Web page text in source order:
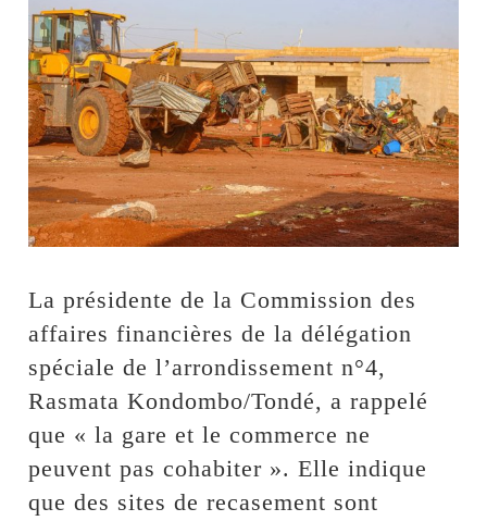
La présidente de la Commission des
affaires financières de la délégation
spéciale de l’arrondissement n°4,
Rasmata Kondombo/Tondé, a rappelé
que « la gare et le commerce ne
peuvent pas cohabiter ». Elle indique
que des sites de recasement sont